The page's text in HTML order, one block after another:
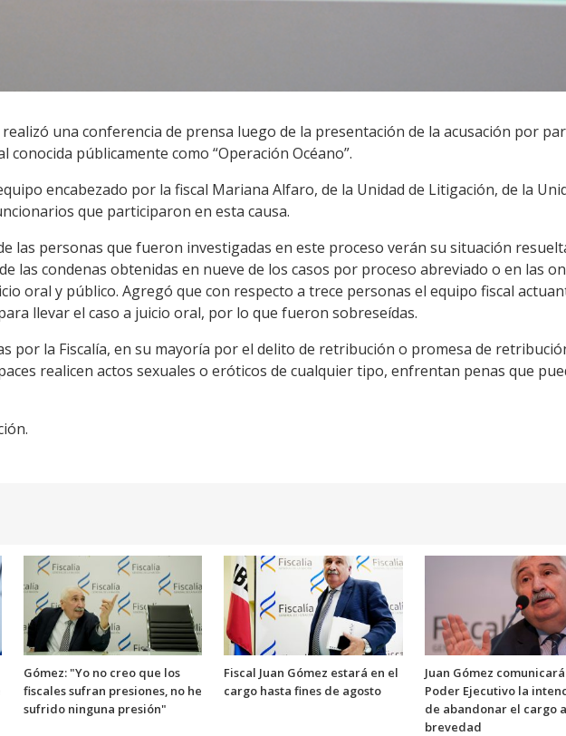
realizó una conferencia de prensa luego de la presentación de la acusación por
conocida públicamente como “Operación Océano”.
encabezado por la fiscal Mariana Alfaro, de la Unidad de Litigación, de la
que participaron en esta causa.
las personas que fueron investigadas en este proceso verán su situación
las condenas obtenidas en nueve de los casos por proceso abreviado o en las
oral y público. Agregó que con respecto a trece personas el equipo fiscal
llevar el caso a juicio oral, por lo que fueron sobreseídas.
por la Fiscalía, en su mayoría por el delito de retribución o promesa de
realicen actos sexuales o eróticos de cualquier tipo, enfrentan penas que
Gómez: "Yo no creo que los
fiscales sufran presiones, no he
sufrido ninguna presión"
Fiscal Juan Gómez estará en el
cargo hasta fines de agosto
Juan Gómez
Poder Ejecutivo la
de abandonar el cargo
brevedad